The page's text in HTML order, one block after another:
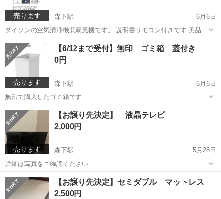
売ります 森下駅
6月6日
ダイソンの空気清浄機兼扇風機です。 説明書リモコン付きです 美品で
動作不備なしです
愛知 名古屋市 森下駅 季節、空調家電 Dyson
売ります
【6/12まで受付】無印 ゴミ箱 蓋付き
0円
森下駅
6月6日
無印で購入したゴミ箱です
愛知 名古屋市 森下駅 掃除用具
売ります
【お譲り先決定】 液晶テレビ
2,000円
森下駅
5月28日
詳細は写真をご確認ください
愛知 名古屋市 森下駅 テレビ
【お譲り先決定】セミダブル マットレス
2,500円